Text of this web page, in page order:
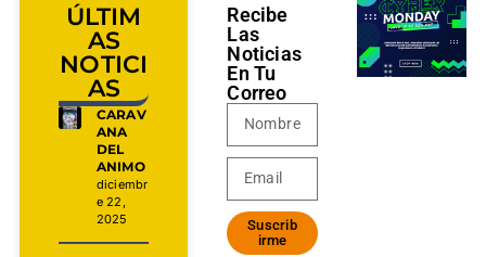
ÚLTIM
AS
NOTICI
AS
CARAV
ANA
DEL
ANIMO
diciembr
e 22,
2025
Recibe
Las
Noticias
En Tu
Correo
Suscrib
irme